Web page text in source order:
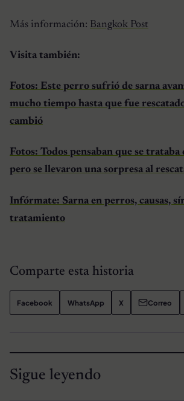
Más información: Bangkok Post
Visita también:
Fotos: Este perro sufrió de sarna
mucho tiempo hasta que fue
cambió
Fotos: Todos pensaban que se
pero se llevaron una sorpresa al
Infórmate: Sarna en perros, causas,
tratamiento
Comparte esta historia
Facebook WhatsApp X Correo
Sigue leyendo